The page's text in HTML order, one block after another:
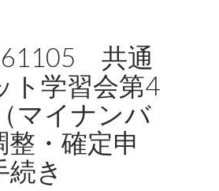
共通
ト学習会第4
マイナンバ
・確定申
き